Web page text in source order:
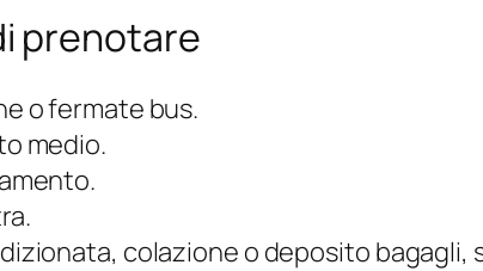
prenotare
o fermate bus.
medio.
colazione o deposito bagagli,